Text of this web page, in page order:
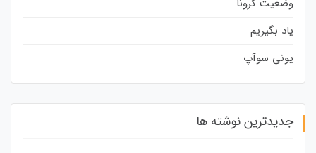
وضعیت کرونا
یاد بگیریم
یونی سوآپ
جدیدترین نوشته ها